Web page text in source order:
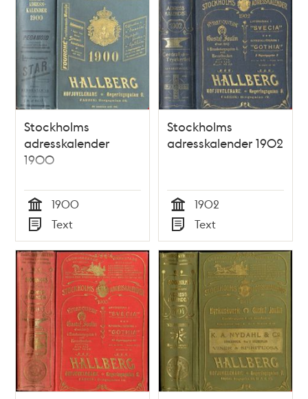
Stockholms
adresskalender
1900
Tid
1900
Typ
Text
Stockholms
adresskalender 1902
Tid
1902
Typ
Text